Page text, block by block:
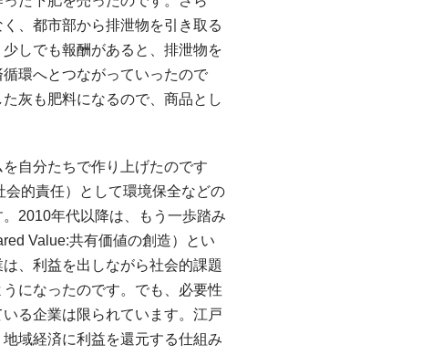
、都市部から排泄物を引き取る
しでも報酬があると、排泄物を
環へとつながっていったので
灰も肥料になるので、商品とし
自分たちで作り上げたのです
的責任）として環境保全などの
2010年代以降は、もう一歩踏み
Value:共有価値の創造）とい
、利益を出しながら社会的課題
になったのです。でも、必要性
る企業は限られています。江戸
域経済に利益を還元する仕組み